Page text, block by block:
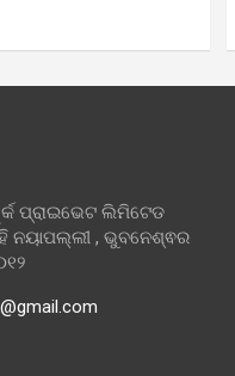
ପ୍ରାଇଭେଟ ଲିମିଟେଡ
ନୟାପଲ୍ଲୀ , ଭୁବନେଶ୍ଵର